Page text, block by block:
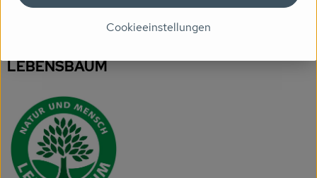
Hersteller: LEBENSBAUM
LEBENSBAUM
Cookieeinstellungen